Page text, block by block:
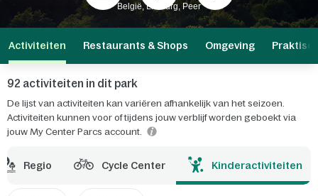
België, Limburg, Peer
Activiteiten Restaurants & Shops Omgeving
92 activiteiten in dit park
De lijst van activiteiten kan variëren afhankelijk van het seizoen.
Activiteiten kunnen voor of tijdens jouw verblijf worden geboekt via
jouw My Center Parcs account.
Regio Cycle Center Kinderactiviteiten